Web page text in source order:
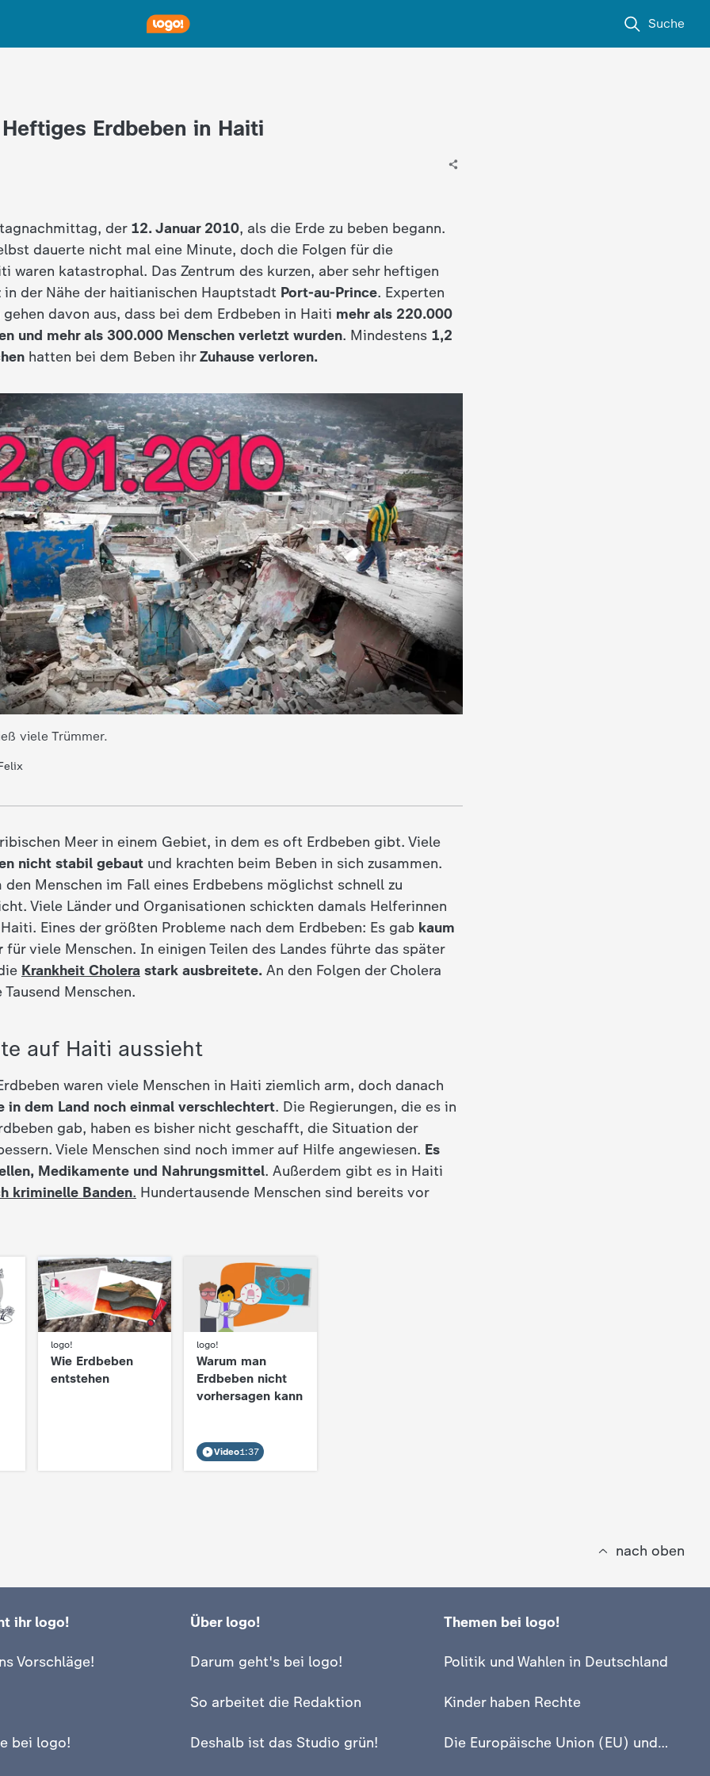
Suche
Erdbeben in Haiti
der 12. Januar 2010, als die Erde zu beben begann.
dauerte nicht mal eine Minute, doch die Folgen für die
waren katastrophal. Das Zentrum des kurzen, aber sehr heftigen
in der Nähe der haitianischen Hauptstadt Port-au-Prince. Experten
davon aus, dass bei dem Erdbeben in Haiti mehr als 220.000
und mehr als 300.000 Menschen verletzt wurden. Mindestens 1,2
hatten bei dem Beben ihrZuhause verloren.
viele Trümmer.
Meer in einem Gebiet, in dem es oft Erdbeben gibt. Viele
nicht stabil gebaut und krachten beim Beben in sich zusammen.
Menschen im Fall eines Erdbebens möglichst schnell zu
Viele Länder und Organisationen schickten damals Helferinnen
Eines der größten Probleme nach dem Erdbeben: Es gab kaum
für viele Menschen. In einigen Teilen des Landes führte das später
Krankheit Cholera stark ausbreitete. An den Folgen der Cholera
Menschen.
auf Haiti aussieht
waren viele Menschen in Haiti ziemlich arm, doch danach
in dem Land noch einmal verschlechtert. Die Regierungen, die es in
gab, haben es bisher nicht geschafft, die Situation der
Viele Menschen sind noch immer auf Hilfe angewiesen. Es
Medikamente und Nahrungsmittel. Außerdem gibt es in Haiti
kriminelle Banden. Hundertausende Menschen sind bereits vor
logo!
:
Wie Erdbeben
entstehen
logo!
:
Warum man
Erdbeben nicht
vorhersagen kann
Video1:37
nach oben
ihr logo!
Vorschläge!
bei logo!
Über logo!
Darum geht's bei logo!
So arbeitet die Redaktion
Deshalb ist das Studio grün!
Themen bei logo!
Politik und Wahlen in Deutschland
Kinder haben Rechte
Die Europäische Union (EU) und Europa